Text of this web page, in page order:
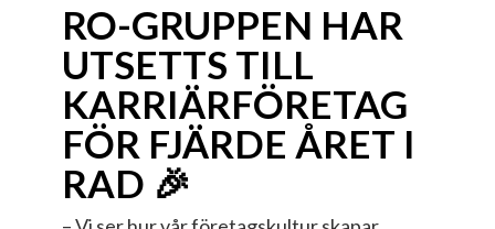
RO-GRUPPEN HAR
UTSETTS TILL
KARRIÄRFÖRETAG
FÖR FJÄRDE ÅRET I
RAD 🎉